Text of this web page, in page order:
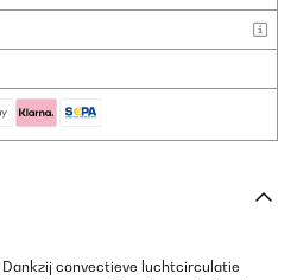
Dankzij convectieve luchtcirculatie